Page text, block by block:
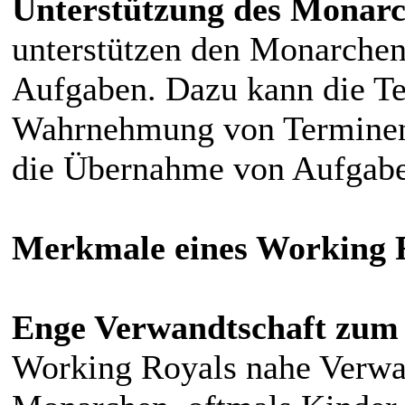
Unterstützung des
unterstützen den
Aufgaben. Dazu kann die
Wahrnehmung von
die Übernahme von
Merkmale eines Working
Enge Verwandtschaft
Working Royals nahe